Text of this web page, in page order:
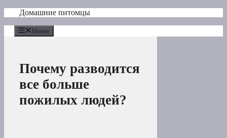
Перейти
содержимому
Домашние питомцы
Меню
Почему разводится
все больше
пожилых людей?